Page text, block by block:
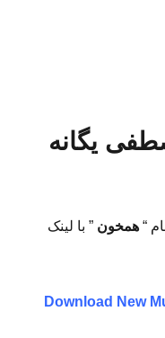
یگانه
“ همخون” با لینک
Download New